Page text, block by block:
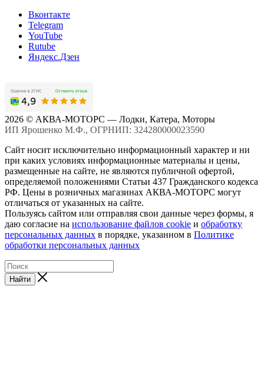
Вконтакте
Telegram
YouTube
Rutube
Яндекс.Дзен
2026 © АКВА-МОТОРС — Лодки, Катера, Моторы
ИП Ярошенко М.Ф., ОГРНИП: 324280000023590
Сайт носит исключительно информационный характер и ни
при каких условиях информационные материалы и цены,
размещенные на сайте, не являются публичной офертой,
определяемой положениями Статьи 437 Гражданского кодекса
РФ. Цены в розничных магазинах АКВА-МОТОРС могут
отличаться от указанных на сайте.
Пользуясь сайтом или отправляя свои данные через формы, я
даю согласие на использование файлов cookie и обработку
персональных данных в порядке, указанном в Политике
обработки персональных данных
Найти